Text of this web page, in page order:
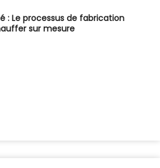
: Le processus de fabrication
sur mesure